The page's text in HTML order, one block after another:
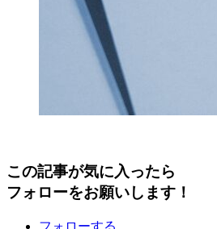
この記事が気に入ったら
フォローをお願いします！
フォローする